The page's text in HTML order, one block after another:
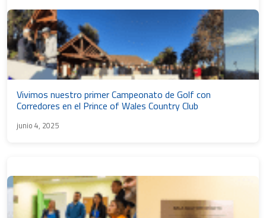
Vivimos nuestro primer Campeonato de Golf con
Corredores en el Prince of Wales Country Club
junio 4, 2025